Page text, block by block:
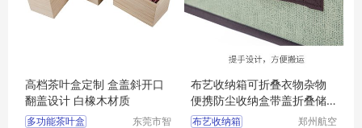
高档茶叶盒定制 盒盖斜开口
翻盖设计 白橡木材质
多功能茶叶盒
东莞市智
布艺收纳箱可折叠衣物杂物
便携防尘收纳盒带盖折叠储
物箱
布艺收纳箱
郑州航空